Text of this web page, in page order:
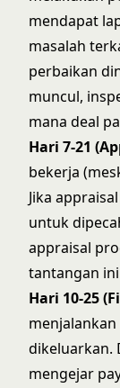
mendapat
masalah
perbaikan
muncul,
mana deal
Hari 7-21
bekerja
Jika
untuk
appraisal
tantangan
Hari 10-25
dikeluarkan.
mengejar